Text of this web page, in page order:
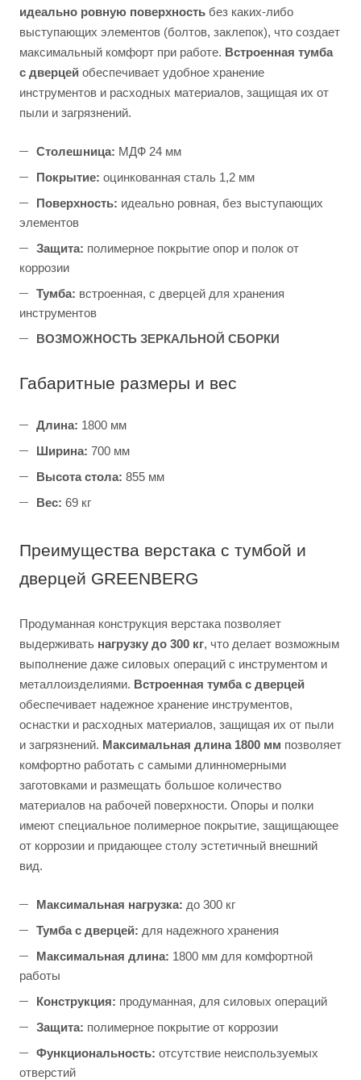
идеально ровную поверхность без каких-либо
выступающих элементов (болтов, заклепок), что создает
максимальный комфорт при работе. Встроенная тумба
с дверцей обеспечивает удобное хранение
инструментов и расходных материалов, защищая их от
пыли и загрязнений.
Столешница: МДФ 24 мм
Покрытие: оцинкованная сталь 1,2 мм
Поверхность: идеально ровная, без выступающих
элементов
Защита: полимерное покрытие опор и полок от
коррозии
Тумба: встроенная, с дверцей для хранения
инструментов
ВОЗМОЖНОСТЬ ЗЕРКАЛЬНОЙ СБОРКИ
Габаритные размеры и вес
Длина: 1800 мм
Ширина: 700 мм
Высота стола: 855 мм
Вес: 69 кг
Преимущества верстака с тумбой и
дверцей GREENBERG
Продуманная конструкция верстака позволяет
выдерживать нагрузку до 300 кг, что делает возможным
выполнение даже силовых операций с инструментом и
металлоизделиями. Встроенная тумба с дверцей
обеспечивает надежное хранение инструментов,
оснастки и расходных материалов, защищая их от пыли
и загрязнений. Максимальная длина 1800 мм позволяет
комфортно работать с самыми длинномерными
заготовками и размещать большое количество
материалов на рабочей поверхности. Опоры и полки
имеют специальное полимерное покрытие, защищающее
от коррозии и придающее столу эстетичный внешний
вид.
Максимальная нагрузка: до 300 кг
Тумба с дверцей: для надежного хранения
Максимальная длина: 1800 мм для комфортной
работы
Конструкция: продуманная, для силовых операций
Защита: полимерное покрытие от коррозии
Функциональность: отсутствие неиспользуемых
отверстий